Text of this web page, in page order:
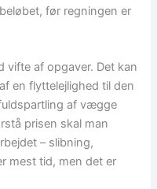
før regningen er
vifte af opgaver. Det kan
en flyttelejlighed til den
af vægge
prisen skal man
– slibning,
mest tid, men det er